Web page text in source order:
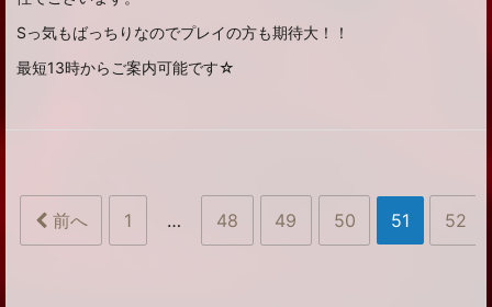
Sっ気もばっちりなのでプレイの方も期待大！！
最短13時からご案内可能です☆
前へ 1 … 48 49 50 51 52